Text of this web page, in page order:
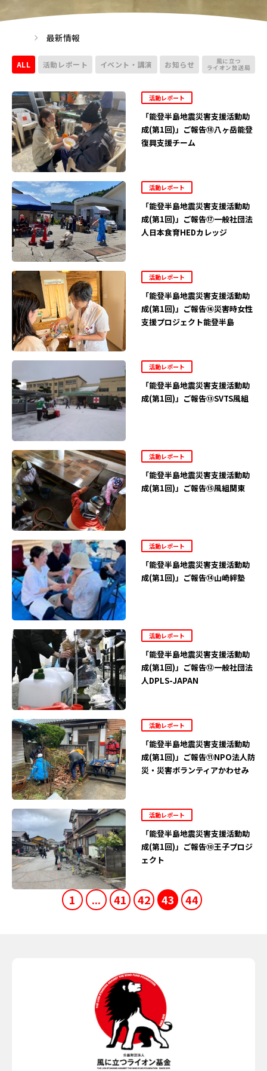
最新情報
ALL 活動レポート イベント・講演 お知らせ 風に立つ
ライオン放送局
活動レポート
「能登半島地震災害支援活動助
成(第1回)」ご報告⑱八ヶ岳能登
復興支援チーム
活動レポート
「能登半島地震災害支援活動助
成(第1回)」ご報告⑰一般社団法
人日本食育HEDカレッジ
活動レポート
「能登半島地震災害支援活動助
成(第1回)」ご報告⑯災害時女性
支援プロジェクト能登半島
活動レポート
「能登半島地震災害支援活動助
成(第1回)」ご報告⑬SVTS風組
活動レポート
「能登半島地震災害支援活動助
成(第1回)」ご報告⑮風組関東
活動レポート
「能登半島地震災害支援活動助
成(第1回)」ご報告⑭山崎絆塾
活動レポート
「能登半島地震災害支援活動助
成(第1回)」ご報告⑫一般社団法
人DPLS-JAPAN
活動レポート
「能登半島地震災害支援活動助
成(第1回)」ご報告⑪NPO法人防
災・災害ボランティアかわせみ
活動レポート
「能登半島地震災害支援活動助
成(第1回)」ご報告⑩王子プロジ
ェクト
1 ... 41 42 43 44